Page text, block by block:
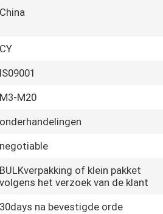
China
CY
IS09001
M3-M20
onderhandelingen
negotiable
BULKverpakking of klein pakket
volgens het verzoek van de klant
30days na bevestigde orde